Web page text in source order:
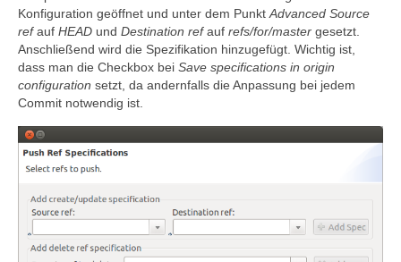
Konfiguration geöffnet und unter dem PunktAdvanced Source
refauf HEAD und Destination refauf refs/for/master gesetzt.
Anschließend wird die Spezifikation hinzugefügt. Wichtig ist,
dass man die Checkbox bei Save specifications in origin
configuration setzt, da andernfalls die Anpassung bei jedem
Commit notwendig ist.